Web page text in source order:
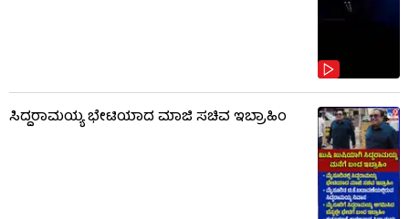
ಸಿದ್ದರಾಮಯ್ಯ ಭೇಟಿಯಾದ ಮಾಜಿ ಸಚಿವ ಇಬ್ರಾಹಿಂ